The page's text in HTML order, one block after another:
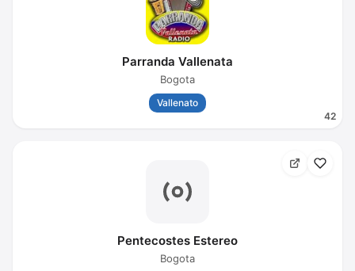
42
Parranda Vallenata
Bogota
Vallenato
Pentecostes Estereo
Bogota